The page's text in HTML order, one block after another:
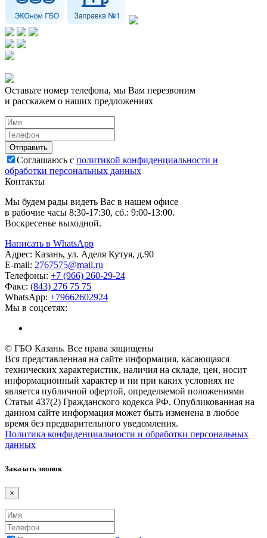
Оставьте номер телефона, мы Вам перезвоним
и расскажем о наших предложениях
Соглашаюсь с политикой конфиденциальности и
обработки персональных данных
Контакты
Мы будем рады видеть Вас в нашем офисе
в рабочие часы 8:30-17:30, сб.: 9:00-13:00.
Воскресенье выходной.
Написать в WhatsApp
Адрес: Казань, ул. Аделя Кутуя, д.90
E-mail: 2767575@mail.ru
Телефоны: +7 (966) 260-29-24
Факс: (843) 276 75 75
WhatsApp: +79662602924
Мы в соцсетях:
© ГБО Казань. Все права защищены
Вся представленная на сайте информация, касающаяся
технических характеристик, наличия на складе, цен, носит
информационный характер и ни при каких условиях не
является публичной офертой, определяемой положениями
Статьи 437(2) Гражданского кодекса РФ. Опубликованная на
данном сайте информация может быть изменена в любое
время без предварительного уведомления.
Политика конфиденциальности и обработки персональных
данных
Заказать звонок
×